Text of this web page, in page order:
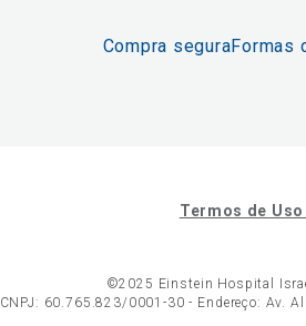
Compra seguraFormas
Termos de
©2025 Einstein Hospital
CNPJ: 60.765.823/0001-30 - Endereço: Av.